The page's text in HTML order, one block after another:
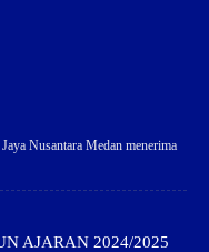
Nusantara Medan menerima
AJARAN 2024/2025